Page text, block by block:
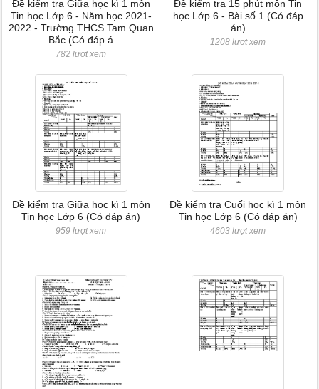
Đề kiểm tra Giữa học kì 1 môn
Tin học Lớp 6 - Năm học 2021-
2022 - Trường THCS Tam Quan
Bắc (Có đáp á
782 lượt xem
Đề kiểm tra 15 phút môn Tin
học Lớp 6 - Bài số 1 (Có đáp
án)
1208 lượt xem
Đề kiểm tra Giữa học kì 1 môn
Tin học Lớp 6 (Có đáp án)
959 lượt xem
Đề kiểm tra Cuối học kì 1 môn
Tin học Lớp 6 (Có đáp án)
4603 lượt xem